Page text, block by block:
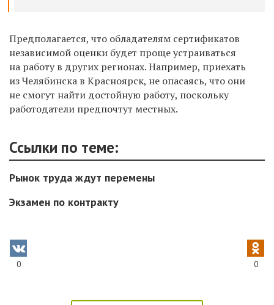
Предполагается, что обладателям сертификатов
независимой оценки будет проще устраиваться
на работу в других регионах. Например, приехать
из Челябинска в Красноярск, не опасаясь, что они
не смогут найти достойную работу, поскольку
работодатели предпочтут местных.
Ссылки по теме:
Рынок труда ждут перемены
Экзамен по контракту
0 0